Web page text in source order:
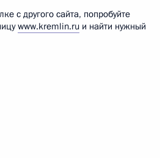
с другого сайта, попробуйте
www.kremlin.ru и найти нужный